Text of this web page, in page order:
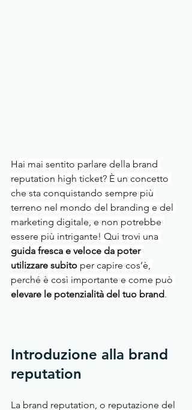
Hai mai sentito parlare della brand
reputation high ticket? È un concetto
che sta conquistando sempre più
terreno nel mondo del branding e del
marketing digitale, e non potrebbe
essere più intrigante! Qui trovi una
guida fresca e veloce da poter
utilizzare subito per capire cos’è,
perché è così importante e come può
elevare le potenzialità del tuo brand.
Introduzione alla brand
reputation
La brand reputation, o reputazione del